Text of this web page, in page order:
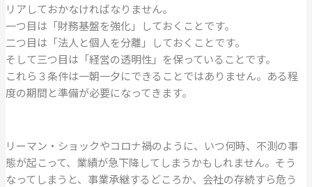
リアしておかなければなりません。
一つ目は「財務基盤を強化」しておくことです。
二つ目は「法人と個人を分離」しておくことです。
そして三つ目は「経営の透明性」を保っていることです。
これら３条件は一朝一夕にできることではありません。ある程
度の期間と準備が必要になってきます。
リーマン・ショックやコロナ禍のように、いつ何時、不測の事
態が起こって、業績が急下降してしまうかもしれません。そう
なってしまうと、事業承継するどころか、会社の存続すら危う